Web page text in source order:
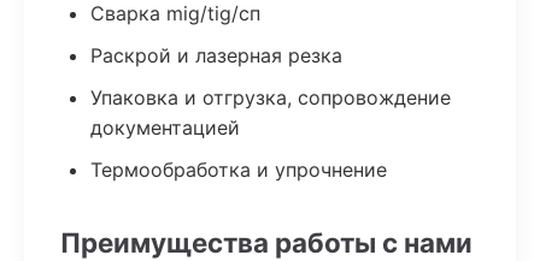
Сварка mig/tig/сп
Раскрой и лазерная резка
Упаковка и отгрузка, сопровождение
документацией
Термообработка и упрочнение
Преимущества работы с нами